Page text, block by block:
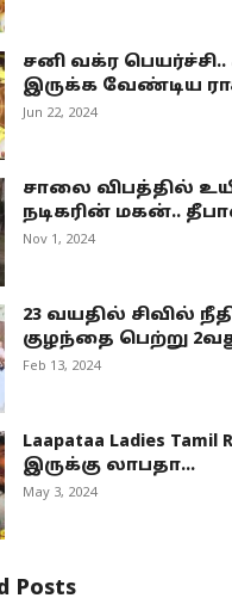
சனி வக்ர
இருக்க வேண்டிய
Jun 22, 2024
சாலை விபத்தில்
நடிகரின் மகன்..
Nov 1, 2024
23 வயதில் சிவில்
குழந்தை பெற்று
Feb 13, 2024
Laapataa Ladies Tamil
இருக்கு லாபதா...
May 3, 2024
Posts